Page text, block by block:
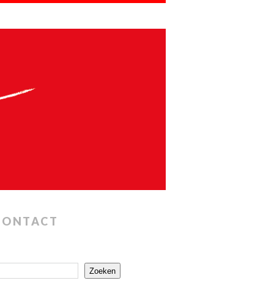
Zoeken